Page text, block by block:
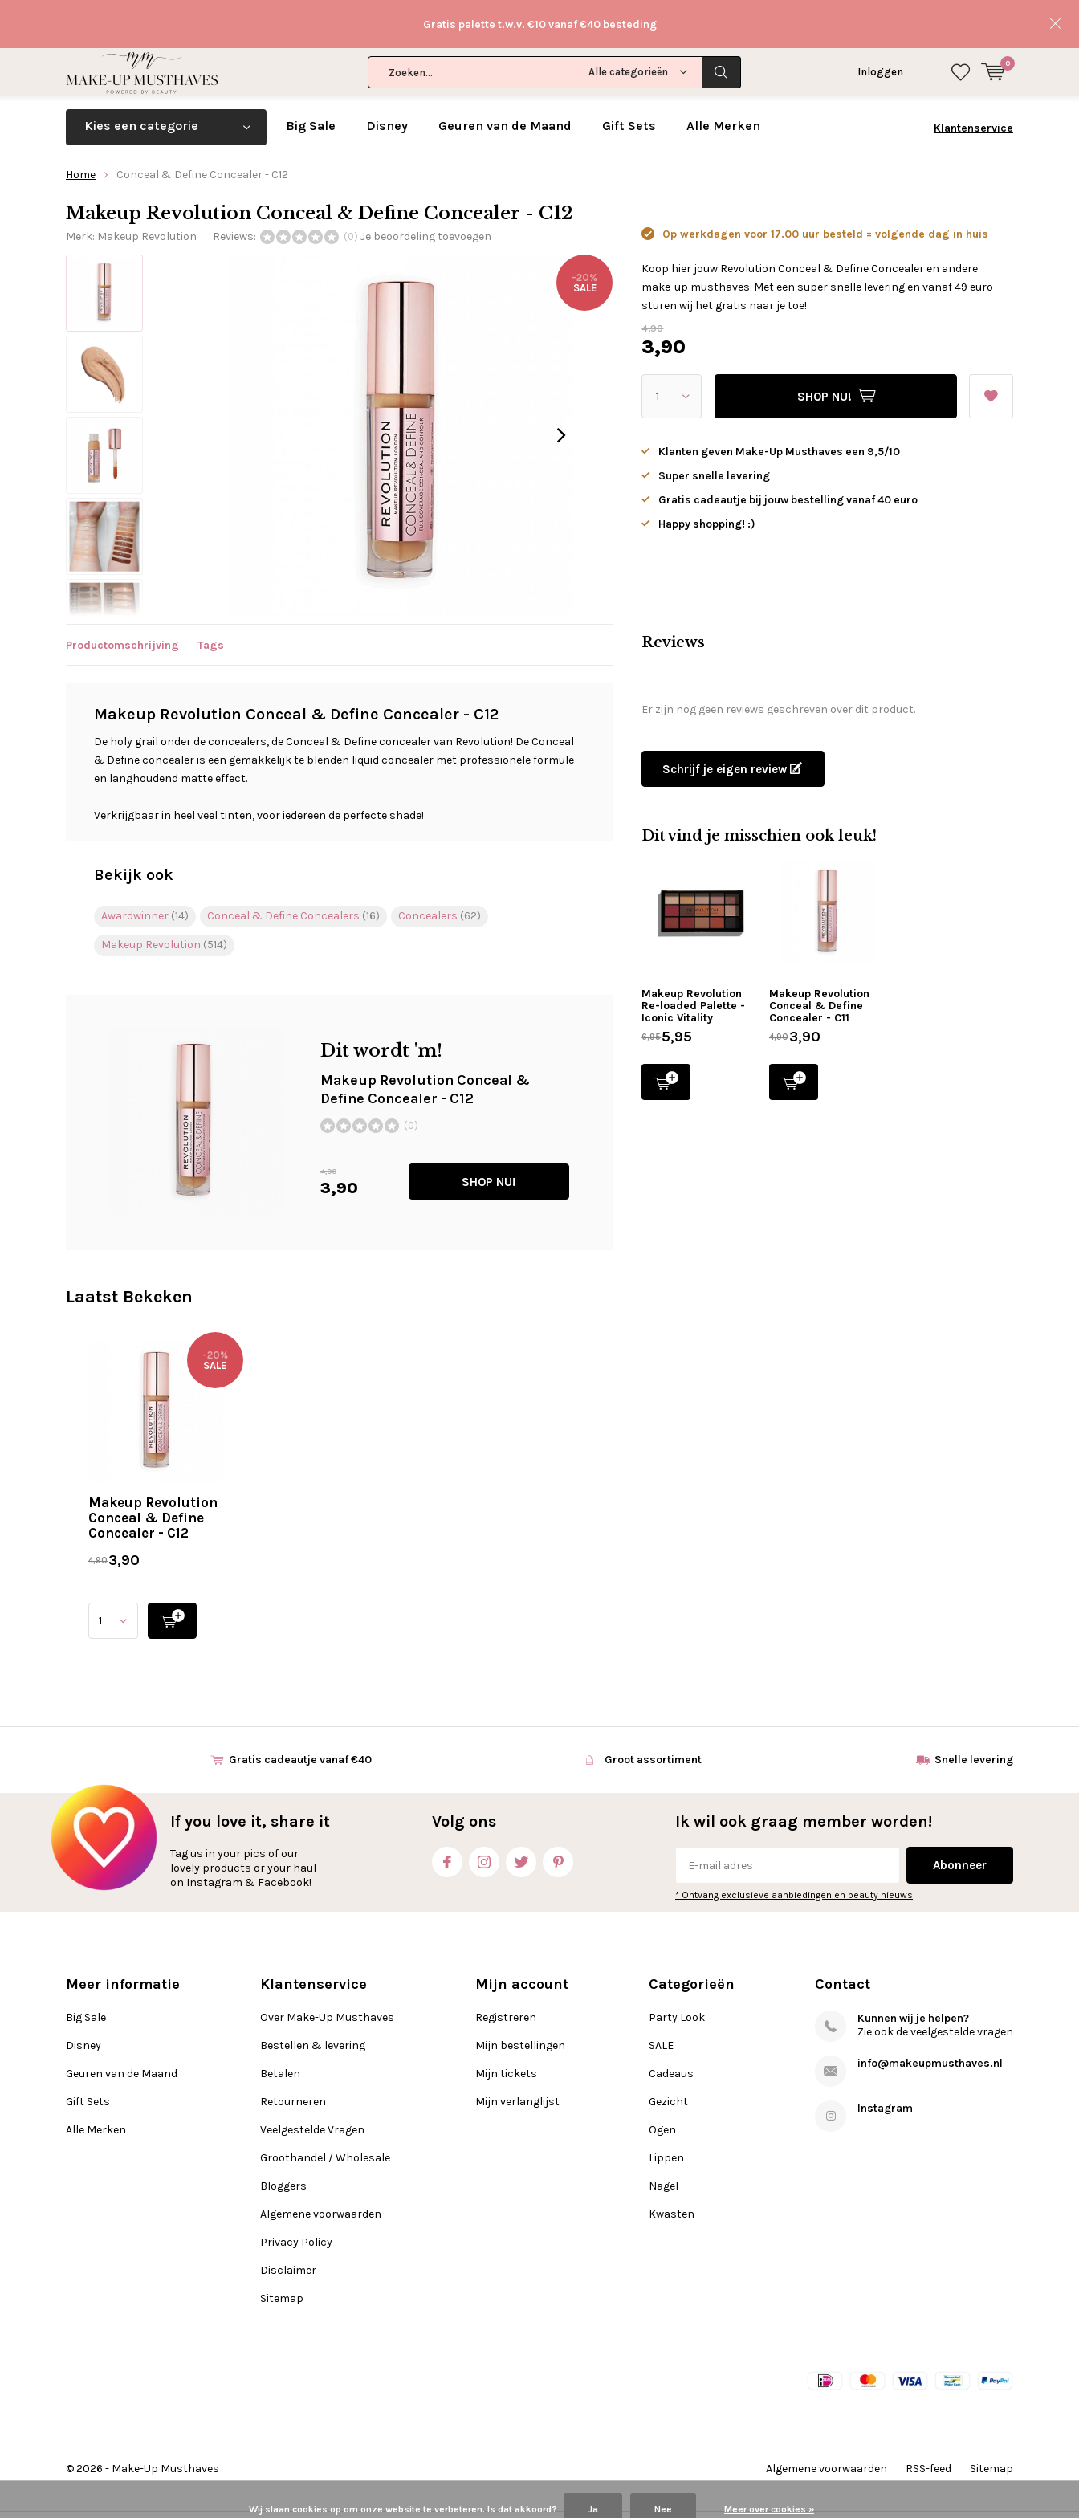
Alle categorieën Inloggen
0
Gratis palette t.w.v. €10 vanaf €40 besteding
Kies een categorie Big Sale Disney Geuren van de Maand Gift Sets Alle Merken Klantenservice
Home Conceal & Define Concealer - C12
Makeup Revolution Conceal & Define Concealer - C12
Merk: Makeup Revolution Reviews: (0) Je beoordeling toevoegen
-20%
SALE
Op werkdagen voor 17.00 uur besteld = volgende dag in huis
Koop hier jouw Revolution Conceal & Define Concealer en andere
make-up musthaves. Met een super snelle levering en vanaf 49 euro
sturen wij het gratis naar je toe!
4,90
3,90
SHOP NU!
Klanten geven Make-Up Musthaves een 9,5/10
Super snelle levering
Gratis cadeautje bij jouw bestelling vanaf 40 euro
Happy shopping! :)
Productomschrijving Tags
Makeup Revolution Conceal & Define Concealer - C12
De holy grail onder de concealers, de Conceal & Define concealer van Revolution! De Conceal
& Define concealer is een gemakkelijk te blenden liquid concealer met professionele formule
en langhoudend matte effect.
Verkrijgbaar in heel veel tinten, voor iedereen de perfecte shade!
Bekijk ook
Awardwinner (14) Conceal & Define Concealers (16) Concealers (62)
Makeup Revolution (514)
Dit wordt 'm!
Makeup Revolution Conceal &
Define Concealer - C12
(0)
4,90
3,90 SHOP NU!
Reviews
Er zijn nog geen reviews geschreven over dit product.
Schrijf je eigen review
Dit vind je misschien ook leuk!
Makeup Revolution
Re-loaded Palette -
Iconic Vitality
6,955,95
Makeup Revolution
Conceal & Define
Concealer - C11
4,903,90
Laatst Bekeken
Makeup Revolution
Conceal & Define
Concealer - C12
-20%
SALE
4,903,90
Gratis cadeautje vanaf €40 Groot assortiment Snelle levering
If you love it, share it
Tag us in your pics of our
lovely products or your haul
on Instagram & Facebook!
Volg ons Ik wil ook graag member worden!
Abonneer
* Ontvang exclusieve aanbiedingen en beauty nieuws
Meer informatie
Big Sale
Disney
Geuren van de Maand
Gift Sets
Alle Merken
Klantenservice
Over Make-Up Musthaves
Bestellen & levering
Betalen
Retourneren
Veelgestelde Vragen
Groothandel / Wholesale
Bloggers
Algemene voorwaarden
Privacy Policy
Disclaimer
Sitemap
Mijn account
Registreren
Mijn bestellingen
Mijn tickets
Mijn verlanglijst
Categorieën
Party Look
SALE
Cadeaus
Gezicht
Ogen
Lippen
Nagel
Kwasten
Contact
Kunnen wij je helpen?
Zie ook de veelgestelde vragen
info@makeupmusthaves.nl
Instagram
© 2026 - Make-Up Musthaves Algemene voorwaarden RSS-feed Sitemap
Wij slaan cookies op om onze website te verbeteren. Is dat akkoord? Ja Nee Meer over cookies »